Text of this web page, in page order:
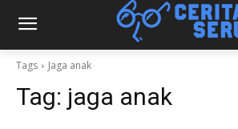
Tags Jaga anak
Tag: jaga anak